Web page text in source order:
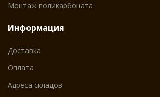
Монтаж поликарбоната
Информация
Доставка
Оплата
Адреса складов